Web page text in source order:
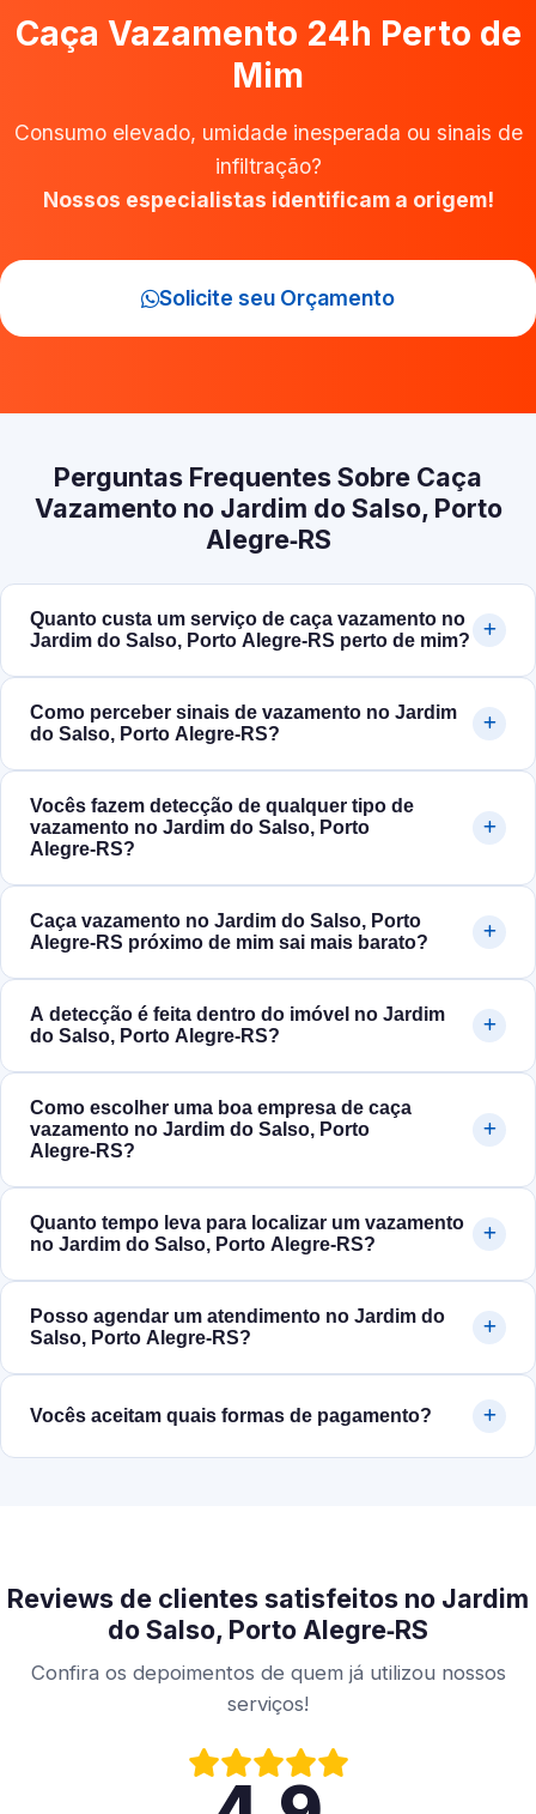
Caça Vazamento 24h Perto de
Mim
Consumo elevado, umidade inesperada ou sinais de
infiltração?
Nossos especialistas identificam a origem!
Solicite seu Orçamento
Perguntas Frequentes Sobre Caça
Vazamento no Jardim do Salso, Porto
Alegre‑RS
Quanto custa um serviço de caça vazamento no
Jardim do Salso, Porto Alegre‑RS perto de mim?
Como perceber sinais de vazamento no Jardim
do Salso, Porto Alegre‑RS?
Vocês fazem detecção de qualquer tipo de
vazamento no Jardim do Salso, Porto
Alegre‑RS?
Caça vazamento no Jardim do Salso, Porto
Alegre‑RS próximo de mim sai mais barato?
A detecção é feita dentro do imóvel no Jardim
do Salso, Porto Alegre‑RS?
Como escolher uma boa empresa de caça
vazamento no Jardim do Salso, Porto
Alegre‑RS?
Quanto tempo leva para localizar um vazamento
no Jardim do Salso, Porto Alegre‑RS?
Posso agendar um atendimento no Jardim do
Salso, Porto Alegre‑RS?
Vocês aceitam quais formas de pagamento?
Reviews de clientes satisfeitos no Jardim
do Salso, Porto Alegre‑RS
Confira os depoimentos de quem já utilizou nossos
serviços!